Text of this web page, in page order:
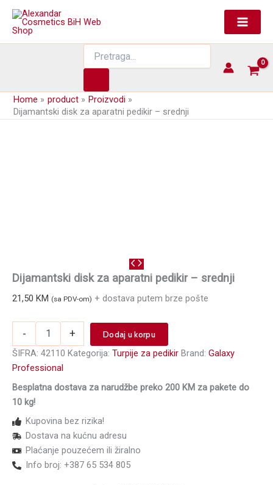
Skip
content
search
Home product
Proizvodi
Dijamantski disk za aparatni pedikir – srednji
Dijamantski disk za aparatni pedikir – srednji
21,50 KM (sa PDV-om) + dostava putem brze pošte
-
za
aparatni
-
srednji
+
Dodaj u korpu
ŠIFRA: 42110 Kategorija: Turpije za pedikir Brand: Galaxy
Professional
Besplatna dostava za narudžbe preko 200 KM za pakete do
10 kg!
Kupovina bez rizika!
Dostava na kućnu adresu
Plaćanje pouzećem ili žiralno
Info broj: +387 65 534 805